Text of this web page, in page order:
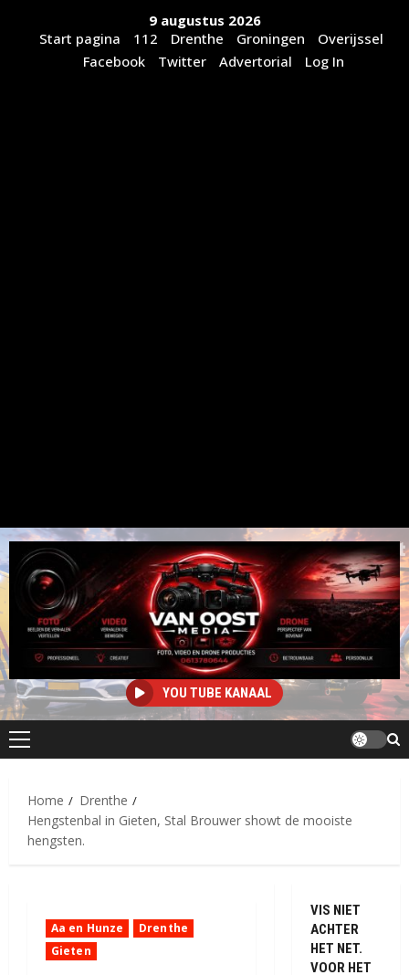
9 augustus 2026
Start pagina
112 Drenthe Groningen
Overijssel
Facebook
Twitter Advertorial Log In
YOU TUBE KANAAL
Primair
Home
Drenthe
Hengstenbal in Gieten, Stal Brouwer showt de mooiste
hengsten.
Aa en Hunze
Drenthe
Gieten
VIS NIET
ACHTER
HET NET.
VOOR HET